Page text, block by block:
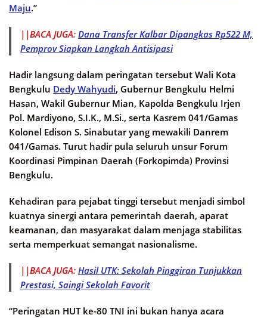
Maju.”
||BACA JUGA: Dana Transfer Kalbar Dipangkas Rp522 M,
Pemprov Siapkan Langkah Antisipasi
Hadir langsung dalam peringatan tersebut Wali Kota
Bengkulu Dedy Wahyudi, Gubernur Bengkulu Helmi
Hasan, Wakil Gubernur Mian, Kapolda Bengkulu Irjen
Pol. Mardiyono, S.I.K., M.Si., serta Kasrem 041/Gamas
Kolonel Edison S. Sinabutar yang mewakili Danrem
041/Gamas. Turut hadir pula seluruh unsur Forum
Koordinasi Pimpinan Daerah (Forkopimda) Provinsi
Bengkulu.
Kehadiran para pejabat tinggi tersebut menjadi simbol
kuatnya sinergi antara pemerintah daerah, aparat
keamanan, dan masyarakat dalam menjaga stabilitas
serta memperkuat semangat nasionalisme.
||BACA JUGA: Hasil UTK: Sekolah Pinggiran Tunjukkan
Prestasi, Saingi Sekolah Favorit
“Peringatan HUT ke-80 TNI ini bukan hanya acara